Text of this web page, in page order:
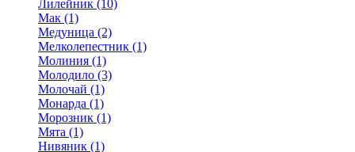
Лилейник (10)
Мак (1)
Медуница (2)
Мелколепестник (1)
Молиния (1)
Молодило (3)
Молочай (1)
Монарда (1)
Морозник (1)
Мята (1)
Нивяник (1)